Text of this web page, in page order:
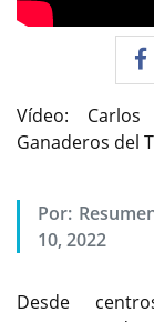
Vídeo:
Ganaderos del
Por:
10, 2022
Desde